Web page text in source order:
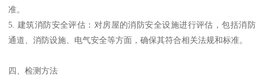
准。
5. 建筑消防安全评估：对房屋的消防安全设施进行评估，包括消防
通道、消防设施、电气安全等方面，确保其符合相关法规和标准。
四、检测方法